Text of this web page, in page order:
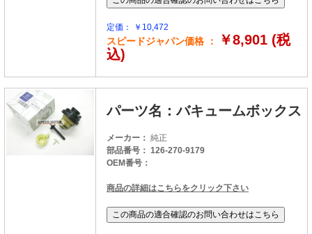
定価： ￥10,472
スピードジャパン価格 ：
￥8,901 (税
込)
パーツ名：バキュームボックス
メーカー： 純正
部品番号： 126-270-9179
OEM番号：
商品の詳細はこちらをクリック下さい